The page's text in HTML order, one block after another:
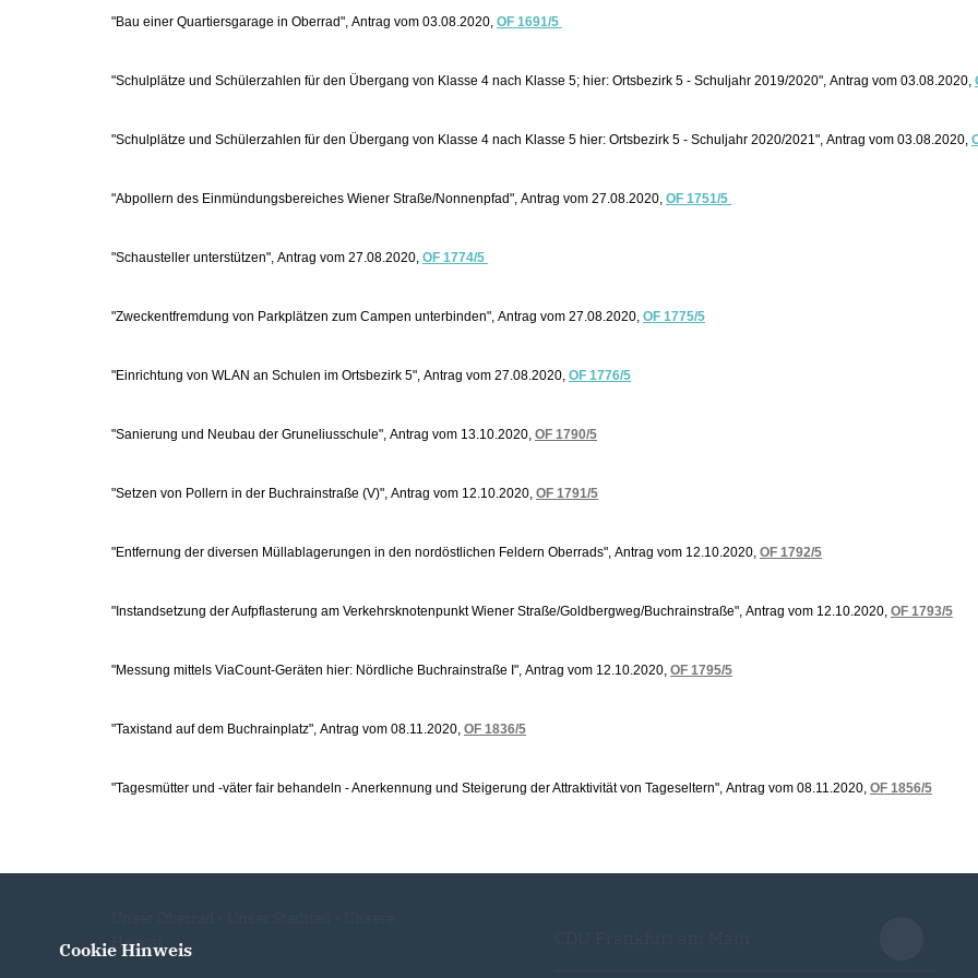
"Bau einer Quartiersgarage in Oberrad", Antrag vom 03.08.2020, OF 1691/5
"Schulplätze und Schülerzahlen für den Übergang von Klasse 4 nach Klasse 5; hier: Ortsbezirk 5 - Schuljahr 2019/2020", Antrag vom 03.08.2020,
"Schulplätze und Schülerzahlen für den Übergang von Klasse 4 nach Klasse 5 hier: Ortsbezirk 5 - Schuljahr 2020/2021", Antrag vom 03.08.2020,
"Abpollern des Einmündungsbereiches Wiener Straße/Nonnenpfad", Antrag vom 27.08.2020, OF 1751/5
"Schausteller unterstützen", Antrag vom 27.08.2020, OF 1774/5
"Zweckentfremdung von Parkplätzen zum Campen unterbinden", Antrag vom 27.08.2020, OF 1775/5
"Einrichtung von WLAN an Schulen im Ortsbezirk 5", Antrag vom 27.08.2020, OF 1776/5
"Sanierung und Neubau der Gruneliusschule", Antrag vom 13.10.2020, OF 1790/5
"Setzen von Pollern in der Buchrainstraße (V)", Antrag vom 12.10.2020, OF 1791/5
"Entfernung der diversen Müllablagerungen in den nordöstlichen Feldern Oberrads", Antrag vom 12.10.2020, OF 1792/5
"Instandsetzung der Aufpflasterung am Verkehrsknotenpunkt Wiener Straße/Goldbergweg/Buchrainstraße", Antrag vom 12.10.2020, OF 1793/5
"Messung mittels ViaCount-Geräten hier: Nördliche Buchrainstraße I", Antrag vom 12.10.2020, OF 1795/5
"Taxistand auf dem Buchrainplatz", Antrag vom 08.11.2020, OF 1836/5
"Tagesmütter und -väter fair behandeln - Anerkennung und Steigerung der Attraktivität von Tageseltern", Antrag vom 08.11.2020, OF 1856/5
Heimat
Cookie Hinweis